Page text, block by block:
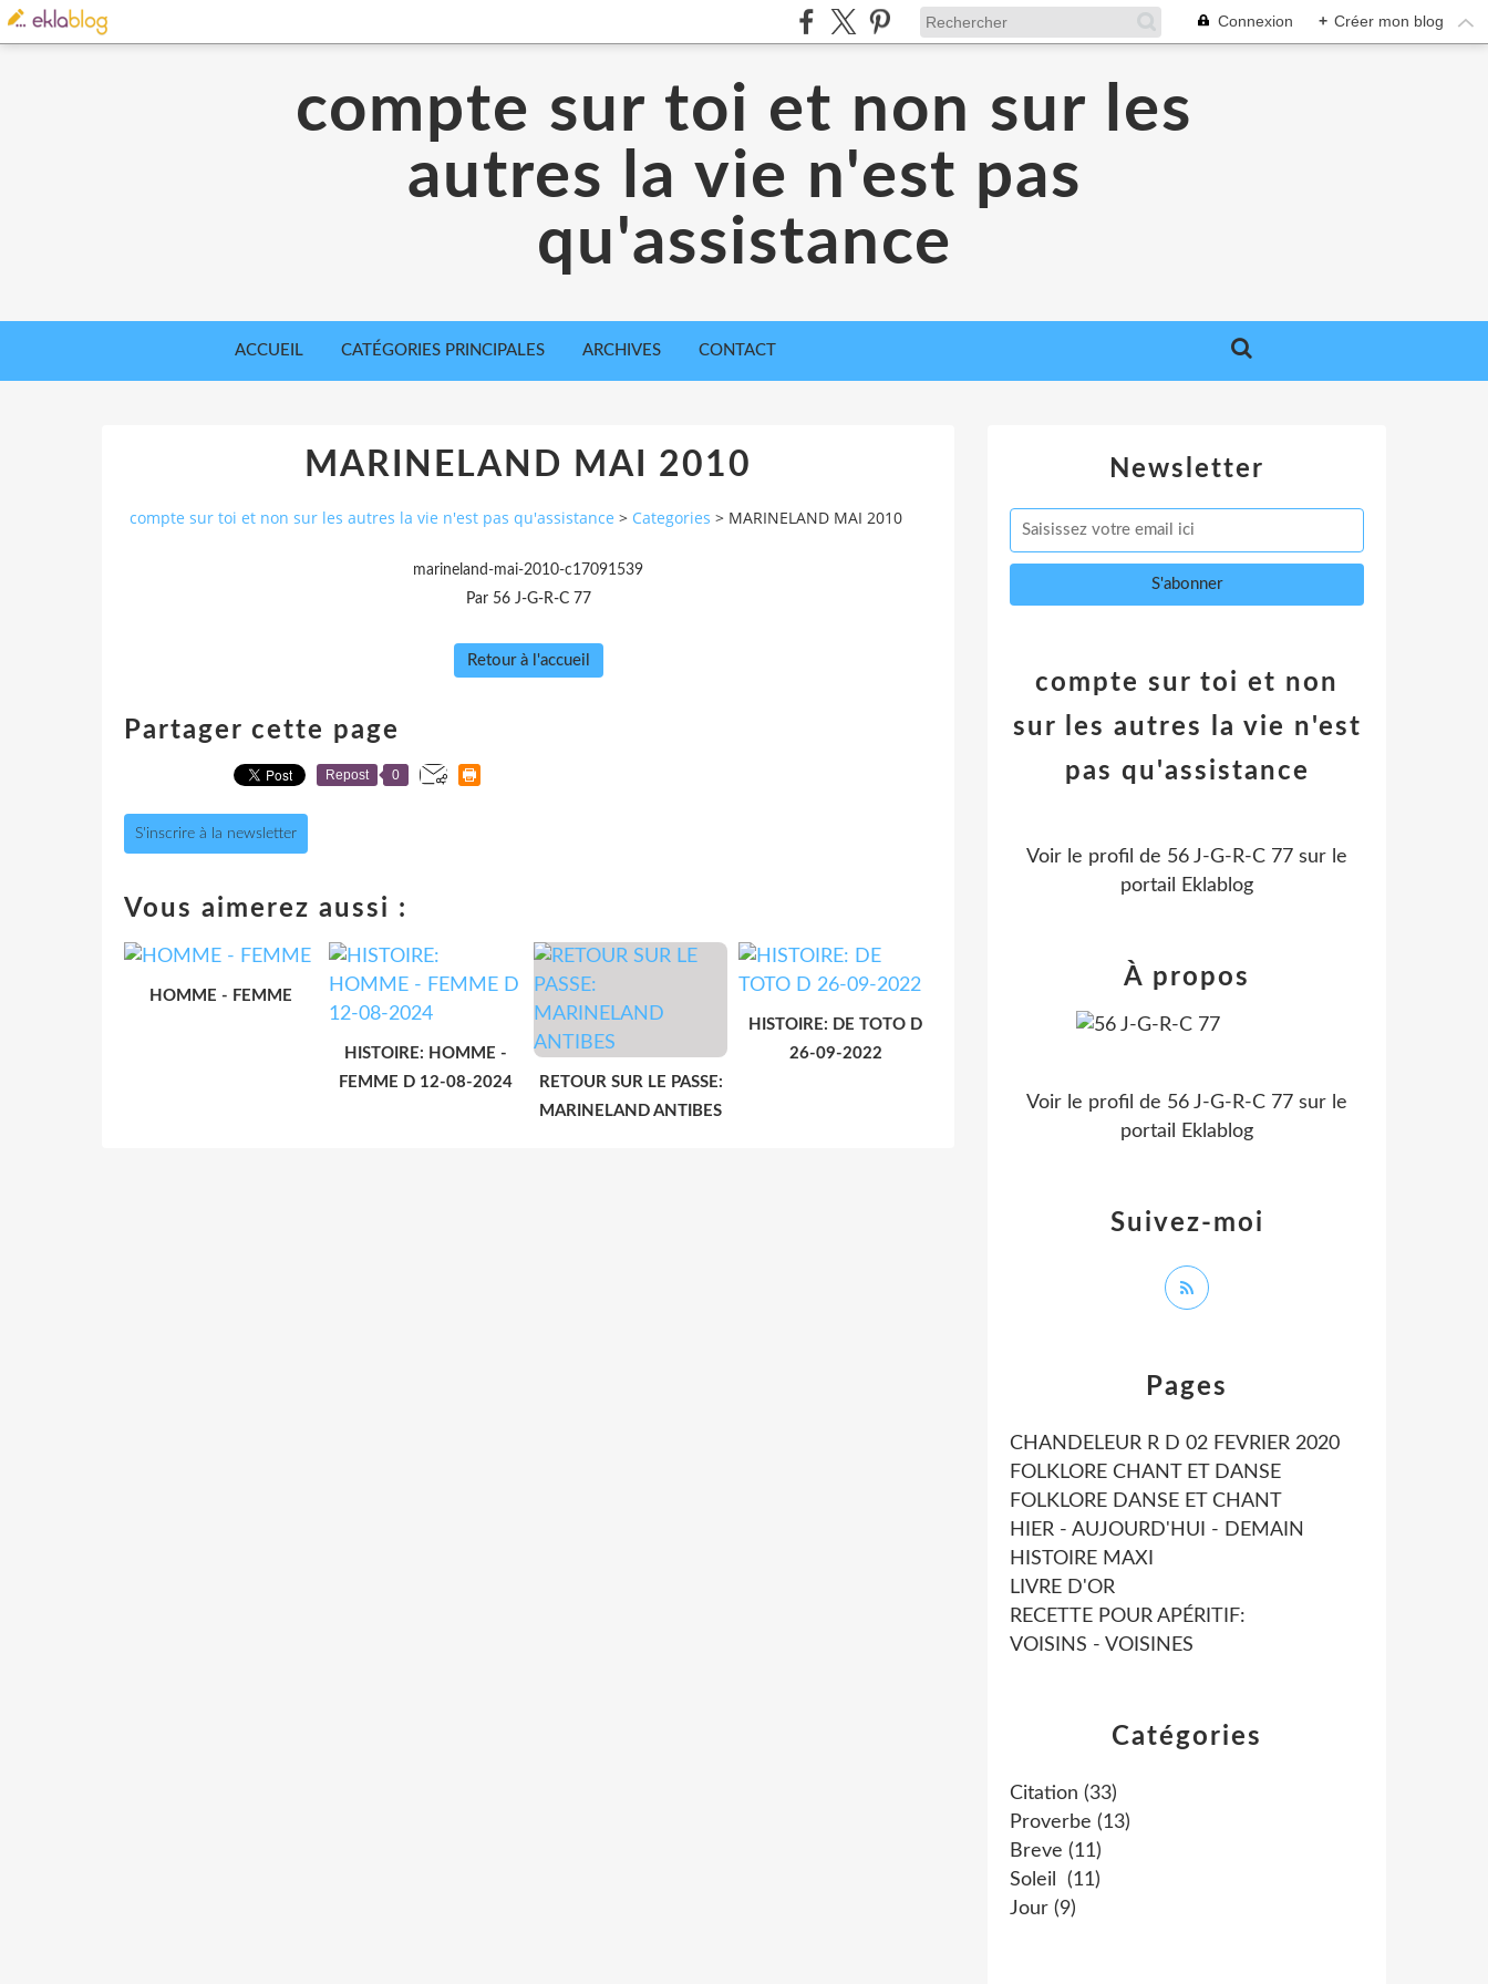
Connexion + Créer mon blog
compte sur toi et non sur les
autres la vie n'est pas
qu'assistance
ACCUEIL CATÉGORIES PRINCIPALES ARCHIVES CONTACT
MARINELAND MAI 2010
compte sur toi et non sur les autres la vie n'est pas qu'assistance > Categories > MARINELAND MAI 2010
marineland-mai-2010-c17091539
Par 56 J-G-R-C 77
Retour à l'accueil
Partager cette page
Repost 0
S'inscrire à la newsletter
Vous aimerez aussi :
HOMME - FEMME
HISTOIRE: HOMME -
FEMME D 12-08-2024
RETOUR SUR LE PASSE:
MARINELAND ANTIBES
HISTOIRE: DE TOTO D
26-09-2022
Newsletter
Catégories
Citation (33)
Proverbe (13)
Breve (11)
Soleil
(11)
Jour (9)
Pages
CHANDELEUR R D 02 FEVRIER 2020
FOLKLORE CHANT ET DANSE
FOLKLORE DANSE ET CHANT
HIER - AUJOURD'HUI - DEMAIN
HISTOIRE MAXI
LIVRE D'OR
RECETTE POUR APÉRITIF:
VOISINS - VOISINES
compte sur toi et non
sur les autres la vie n'est
pas qu'assistance
Voir le profil de 56 J-G-R-C 77 sur le
portail Eklablog
Suivez-moi
À propos
Voir le profil de 56 J-G-R-C 77 sur le
portail Eklablog